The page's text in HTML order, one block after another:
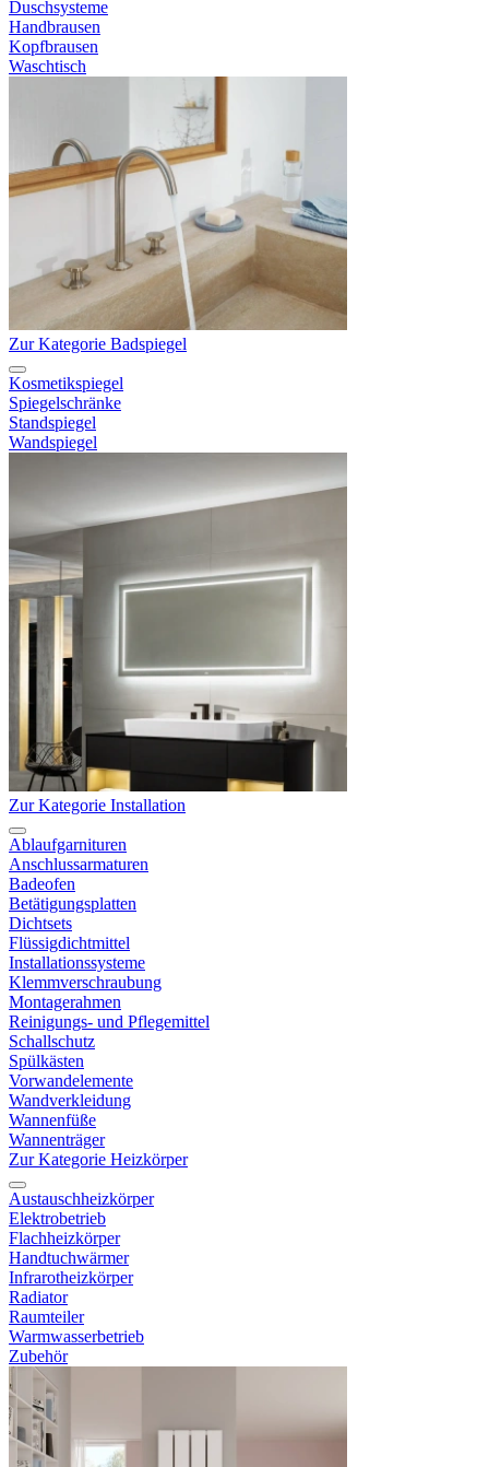
Duschsysteme
Handbrausen
Kopfbrausen
Waschtisch
Zur Kategorie Badspiegel
Kosmetikspiegel
Spiegelschränke
Standspiegel
Wandspiegel
Zur Kategorie Installation
Ablaufgarnituren
Anschlussarmaturen
Badeofen
Betätigungsplatten
Dichtsets
Flüssigdichtmittel
Installationssysteme
Klemmverschraubung
Montagerahmen
Reinigungs- und Pflegemittel
Schallschutz
Spülkästen
Vorwandelemente
Wandverkleidung
Wannenfüße
Wannenträger
Zur Kategorie Heizkörper
Austauschheizkörper
Elektrobetrieb
Flachheizkörper
Handtuchwärmer
Infrarotheizkörper
Radiator
Raumteiler
Warmwasserbetrieb
Zubehör